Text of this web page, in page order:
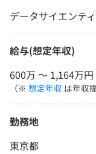
データサイエンテ
給与(想定年収)
600万 〜 1,164万円
（※ 想定年収 は年収
勤務地
東京都